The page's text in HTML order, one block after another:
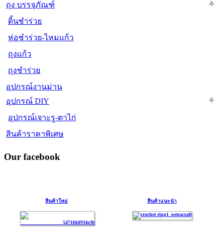
ถุง บรรจุภัณฑ์
ดิ้นชำร่วย
ห่อชำร่วย-ไหมแก้ว
ถุงแก้ว
ถุงชำร่วย
อุปกรณ์งานม่าน
อุปกรณ์ DIY
อุปกรณ์เจาะรู-ตาไก่
สินค้าราคาพิเศษ
Our facebook
สินค้าใหม่ สินค้าแนะนำ